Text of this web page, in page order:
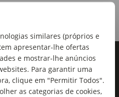
similares (próprios e
apresentar-lhe ofertas
e mostrar-lhe anúncios
Para garantir uma
clique em "Permitir Todos".
as categorias de cookies,